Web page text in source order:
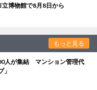
博物館で8月8日から
もっと見る
人が集結 マンション管理代
」